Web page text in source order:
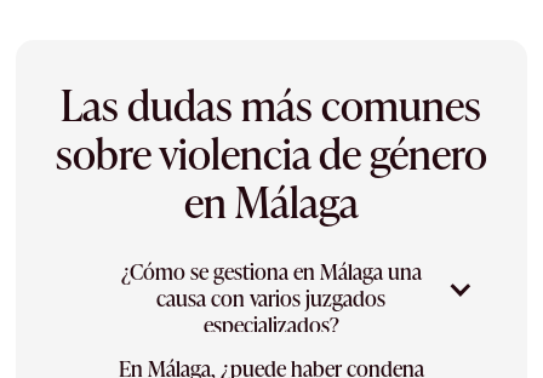
Las dudas más comunes
sobre violencia de género
en Málaga
¿Cómo se gestiona en Málaga una
causa con varios juzgados
especializados?
En Málaga, ¿puede haber condena